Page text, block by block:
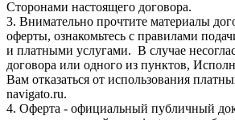
Сторонами настоящего договора.
3. Внимательно прочтите материалы
оферты, ознакомьтесь с правилами
и платными услугами. В случае
договора или одного из пунктов,
Вам отказаться от использования
navigato.ru.
4. Оферта - официальный публичный